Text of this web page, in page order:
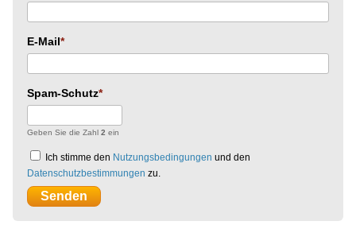
E-Mail
Spam-Schutz
Geben Sie die Zahl 2 ein
Ich stimme den Nutzungsbedingungen und den
Datenschutzbestimmungen zu.